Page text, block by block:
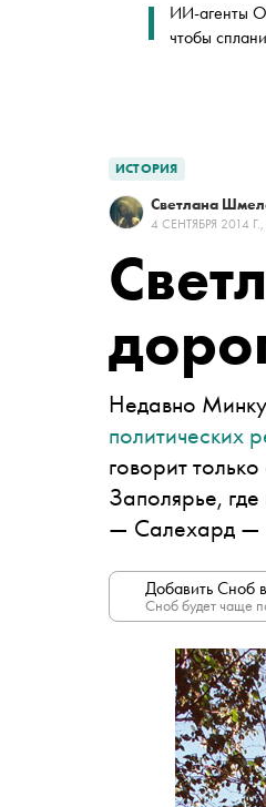
ИИ-агенты
чтобы
ИСТОРИЯ
Светлана
4 СЕНТЯБРЯ 2014
Недавно
политических
говорит
Заполярье,
— Салехард —
Добавить Сноб
Сноб будет чаще